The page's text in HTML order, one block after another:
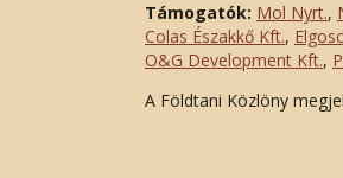
Támogatók: Mol Nyrt.,
Colas Északkő Kft.,
O&G Development Kft.,
A Földtani Közlöny